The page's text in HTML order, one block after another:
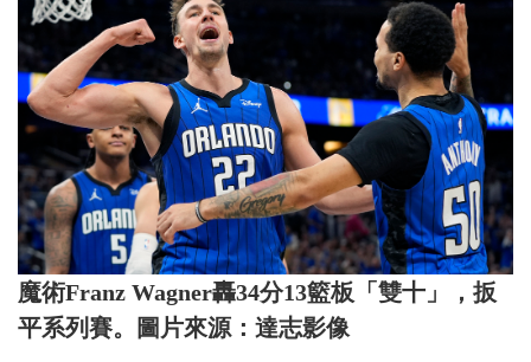
魔術Franz Wagner轟34分13籃板「雙十」，扳
平系列賽。圖片來源：達志影像